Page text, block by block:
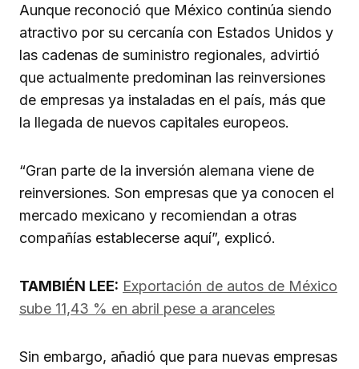
Aunque reconoció que México continúa siendo
atractivo por su cercanía con Estados Unidos y
las cadenas de suministro regionales, advirtió
que actualmente predominan las reinversiones
de empresas ya instaladas en el país, más que
la llegada de nuevos capitales europeos.
“Gran parte de la inversión alemana viene de
reinversiones. Son empresas que ya conocen el
mercado mexicano y recomiendan a otras
compañías establecerse aquí”, explicó.
TAMBIÉN LEE: Exportación de autos de México
sube 11,43 % en abril pese a aranceles
Sin embargo, añadió que para nuevas empresas